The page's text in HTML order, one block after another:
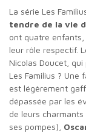
La série Les
tendre de la vie
ont quatre enfants,
leur rôle respectif.
Nicolas Doucet,
Les Familius ?
est légèrement
dépassée par les
de leurs
ses pompes),